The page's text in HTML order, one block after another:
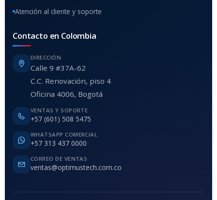
Atención al cliente y soporte
Contacto en Colombia
DIRECCIÓN
Calle 9 #37A-62
C.C. Renovación, piso 4
Oficina 4006, Bogotá
VENTAS Y SOPORTE
+57 (601) 508 5475
WHATSAPP COMERCIAL
+57 313 437 0000
CORREO DE VENTAS
ventas@optimustech.com.co